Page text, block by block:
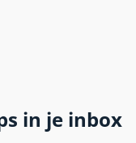
in je inbox